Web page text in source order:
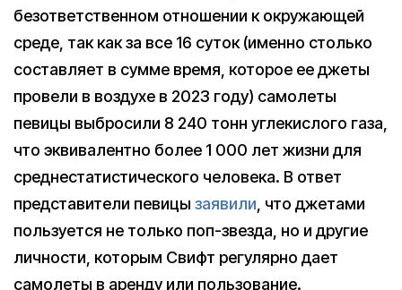
безответственном отношении к окружающей
среде, так как за все 16 суток (именно столько
составляет в сумме время, которое ее джеты
провели в воздухе в 2023 году) самолеты
певицы выбросили 8 240 тонн углекислого газа,
что эквивалентно более 1 000 лет жизни для
среднестатистического человека. В ответ
представители певицы заявили, что джетами
пользуется не только поп-звезда, но и другие
личности, которым Свифт регулярно дает
самолеты в аренду или пользование.